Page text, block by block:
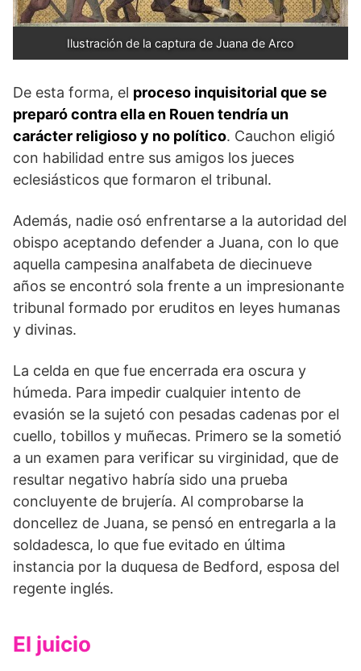
Ilustración de la captura de Juana de Arco
De esta forma, el proceso inquisitorial que se
preparó contra ella en Rouen tendría un
carácter religioso y no político. Cauchon eligió
con habilidad entre sus amigos los jueces
eclesiásticos que formaron el tribunal.
Además, nadie osó enfrentarse a la autoridad del
obispo aceptando defender a Juana, con lo que
aquella campesina analfabeta de diecinueve
años se encontró sola frente a un impresionante
tribunal formado por eruditos en leyes humanas
y divinas.
La celda en que fue encerrada era oscura y
húmeda. Para impedir cualquier intento de
evasión se la sujetó con pesadas cadenas por el
cuello, tobillos y muñecas. Primero se la sometió
a un examen para verificar su virginidad, que de
resultar negativo habría sido una prueba
concluyente de brujería. Al comprobarse la
doncellez de Juana, se pensó en entregarla a la
soldadesca, lo que fue evitado en última
instancia por la duquesa de Bedford, esposa del
regente inglés.
El juicio